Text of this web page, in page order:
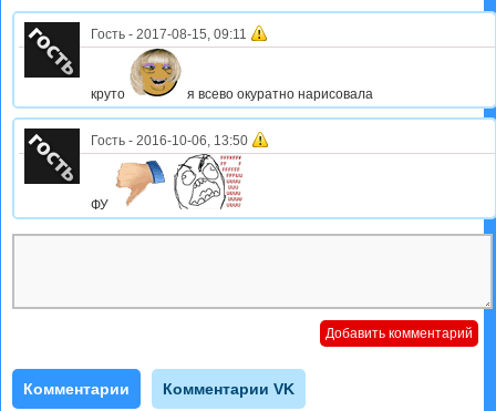
Гость - 2017-08-15, 09:11
круто я всево окуратно нарисовала
Гость - 2016-10-06, 13:50
ФУ
Комментарии Комментарии VK